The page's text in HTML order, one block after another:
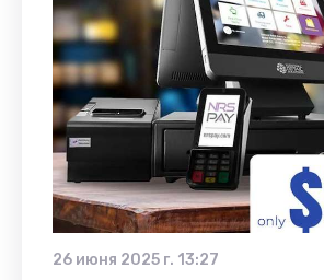
26 июня 2025 г. 13:27